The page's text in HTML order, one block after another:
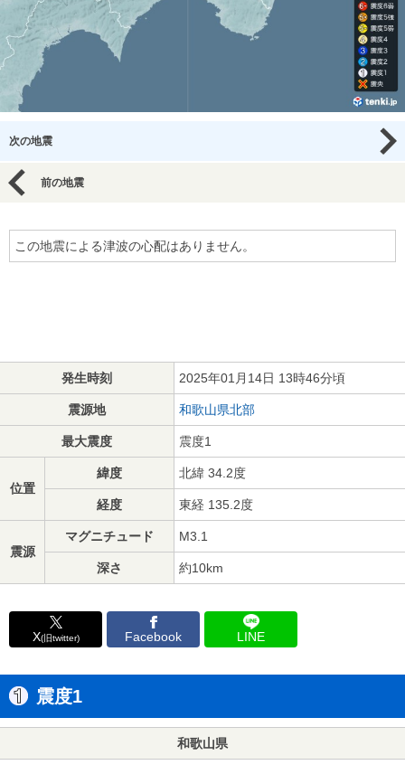
次の地震
前の地震
この地震による津波の心配はありません。
発生時刻 2025年01月14日 13時46分頃
震源地 和歌山県北部
最大震度 震度1
位置
緯度 北緯 34.2度
経度 東経 135.2度
震源
マグニチュード M3.1
深さ 約10km
X(旧twitter) Facebook LINE
震度1
和歌山県